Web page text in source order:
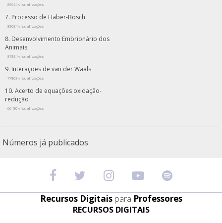
89924 visualizações
Processo de Haber-Bosch
89034 visualizações
Desenvolvimento Embrionário dos
Animais
87834 visualizações
Interações de van der Waals
77863 visualizações
Acerto de equações oxidação-
redução
66430 visualizações
Números já publicados
Recursos Digitais para Professores
RECURSOS DIGITAIS